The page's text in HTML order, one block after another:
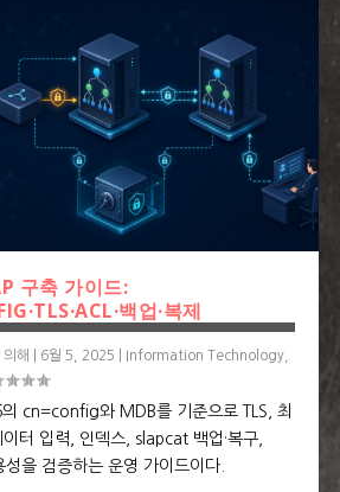
구축 가이드:
백업·복제
의해 | 6월 5, 2025 Information Technology
cn=config와 MDB를 기준으로 TLS, 최
터 입력, 인덱스, slapcat 백업·복구,
을 검증하는 운영 가이드이다.